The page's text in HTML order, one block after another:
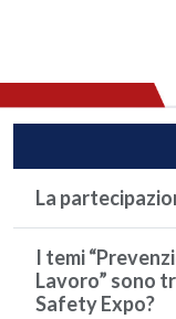
La
I temi
Lavoro” sono
Safety Expo?